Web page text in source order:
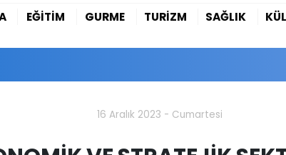
EĞİTİM GURME TURİZM SAĞLIK
16 Aralık 2023 - Cumartesi